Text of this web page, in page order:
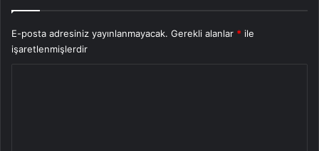
E-posta adresiniz yayınlanmayacak. Gerekli alanlar * ile
işaretlenmişlerdir